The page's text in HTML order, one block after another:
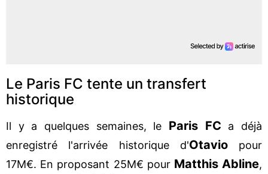
Le Paris FC tente un transfert
historique
Il y a quelques semaines, le Paris FC a déjà
enregistré l'arrivée historique d'Otaviopour
17M€. En proposant 25M€ pour Matthis Abline,